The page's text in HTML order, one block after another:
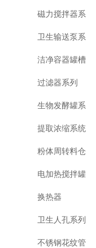
磁力搅拌器系
卫生输送泵系
洁净容器罐槽
过滤器系列
生物发酵罐系
提取浓缩系统
粉体周转料仓
电加热搅拌罐
换热器
卫生人孔系列
不锈钢花纹管